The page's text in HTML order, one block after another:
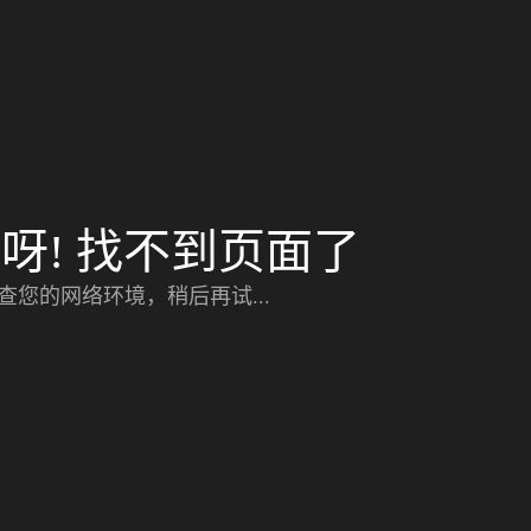
! 找不到页面了
您的网络环境，稍后再试...